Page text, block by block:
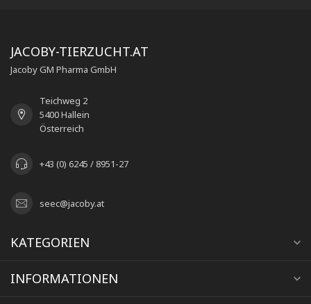
JACOBY-TIERZUCHT.AT
Jacoby GM Pharma GmbH
Teichweg 2
5400 Hallein
Österreich
+43 (0) 6245 / 8951-27
seec@jacoby.at
KATEGORIEN
INFORMATIONEN